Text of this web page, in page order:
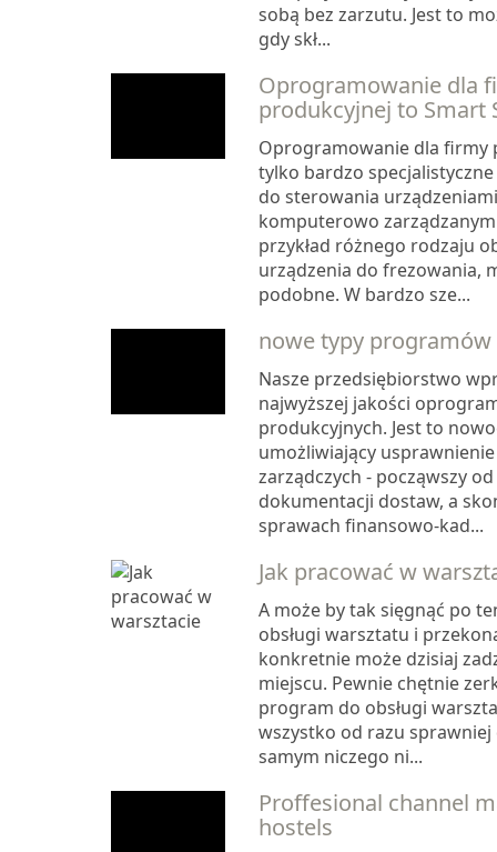
sobą bez zarzutu. Jest to
gdy skł...
Oprogramowanie dla
produkcyjnej to Smart
Oprogramowanie dla firmy
tylko bardzo specjalistyczne
do sterowania urządzeniami
komputerowo
przykład różnego rodzaju
urządzenia do frezowania,
podobne. W bardzo sze...
nowe typy
Nasze przedsiębiorstwo
najwyższej jakości
produkcyjnych. Jest to
umożliwiający
zarządczych - począwszy
dokumentacji dostaw, a
sprawach finansowo-kad...
Jak pracować w
A może by tak sięgnąć po
obsługi warsztatu i
konkretnie może dzisiaj
miejscu. Pewnie chętnie
program do obsługi
wszystko od razu sprawniej
samym niczego ni...
Proffesional channel
hostels